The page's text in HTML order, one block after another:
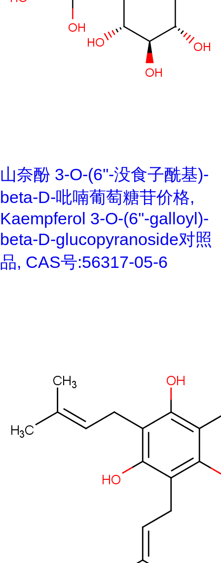
山奈酚 3-O-(6''-没食子酰基)-
beta-D-吡喃葡萄糖苷价格,
Kaempferol 3-O-(6''-galloyl)-
beta-D-glucopyranoside对照
品, CAS号:56317-05-6